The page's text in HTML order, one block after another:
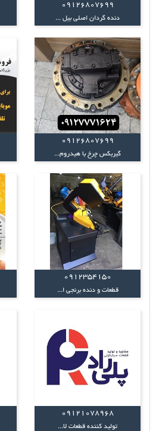
09126807699
دنده گردان اصلی بیل ...
09126807699
گیربکس چرخ با هیدروم...
0912354150
قطعات و دنده برنجی ا...
09121078968
تولید کننده قطعات لا...